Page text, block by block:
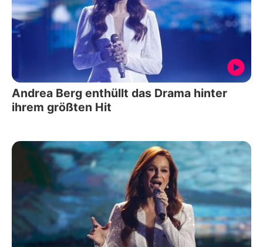
Andrea Berg enthüllt das Drama hinter
ihrem größten Hit